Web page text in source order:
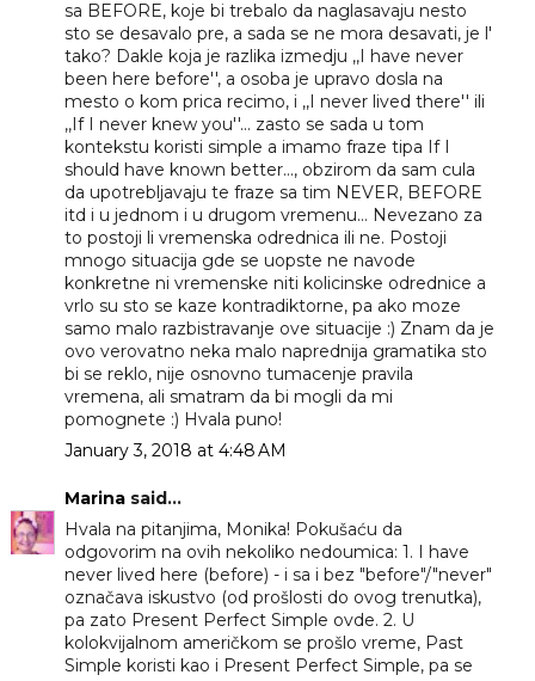
sa BEFORE, koje bi trebalo da naglasavaju nesto
sto se desavalo pre, a sada se ne mora desavati, je l'
tako? Dakle koja je razlika izmedju ,,I have never
been here before'', a osoba je upravo dosla na
mesto o kom prica recimo, i ,,I never lived there'' ili
,,If I never knew you''... zasto se sada u tom
kontekstu koristi simple a imamo fraze tipa If I
should have known better..., obzirom da sam cula
da upotrebljavaju te fraze sa tim NEVER, BEFORE
itd i u jednom i u drugom vremenu... Nevezano za
to postoji li vremenska odrednica ili ne. Postoji
mnogo situacija gde se uopste ne navode
konkretne ni vremenske niti kolicinske odrednice a
vrlo su sto se kaze kontradiktorne, pa ako moze
samo malo razbistravanje ove situacije :) Znam da je
ovo verovatno neka malo naprednija gramatika sto
bi se reklo, nije osnovno tumacenje pravila
vremena, ali smatram da bi mogli da mi
pomognete :) Hvala puno!
January 3, 2018 at 4:48 AM
Marinasaid...
Hvala na pitanjima, Monika! Pokušaću da
odgovorim na ovih nekoliko nedoumica: 1. I have
never lived here (before) - i sa i bez "before"/"never"
označava iskustvo (od prošlosti do ovog trenutka),
pa zato Present Perfect Simple ovde. 2. U
kolokvijalnom američkom se prošlo vreme, Past
Simple koristi kao i Present Perfect Simple, pa se